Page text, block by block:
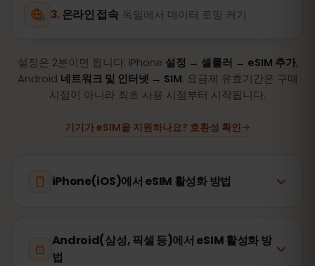
온라인 접속 독일에서 데이터 로밍 켜기
설정은 2분이면 됩니다: iPhone 설정 → 셀룰러 → eSIM 추가,
Android 네트워크 및 인터넷 → SIM. 요금제 유효기간은 구매
시점이 아니라 최초 사용 시점부터 시작됩니다.
기기가 eSIM을 지원하나요? 호환성 확인
iPhone(iOS)에서 eSIM 활성화 방법
Android(삼성, 픽셀 등)에서 eSIM 활성화 방
법